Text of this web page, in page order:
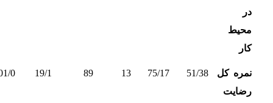
در
محیط
کار
نمره کل
رضایت
51/38
75/17
13
89
19/1
0